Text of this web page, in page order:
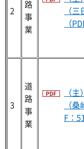
2
路
事
業
（
（
3
道
路
事
業
（
（
F：